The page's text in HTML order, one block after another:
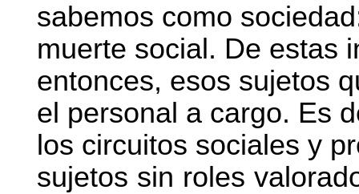
sabemos como
muerte social. De estas
entonces, esos sujetos
el personal a cargo. Es
los circuitos sociales y
sujetos sin roles